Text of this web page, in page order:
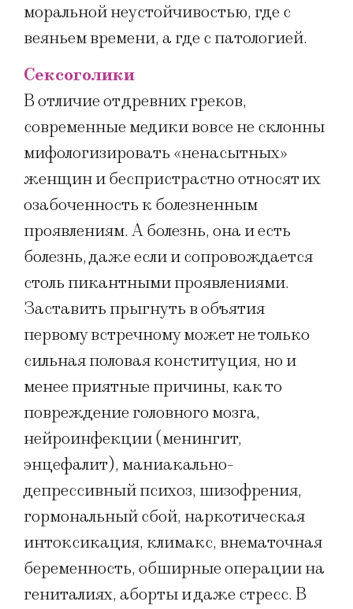
моральной неустойчивостью, где с
веяньем времени, а где с патологией.
Сексоголики
В отличие от древних греков,
современные медики вовсе не склонны
мифологизировать «ненасытных»
женщин и беспристрастно относят их
озабоченность к болезненным
проявлениям. А болезнь, она и есть
болезнь, даже если и сопровождается
столь пикантными проявлениями.
Заставить прыгнуть в объятия
первому встречному может не только
сильная половая конституция, но и
менее приятные причины, как то
повреждение головного мозга,
нейроинфекции (менингит,
энцефалит), маниакально-
депрессивный психоз, шизофрения,
гормональный сбой, наркотическая
интоксикация, климакс, внематочная
беременность, обширные операции на
гениталиях, аборты и даже стресс. В